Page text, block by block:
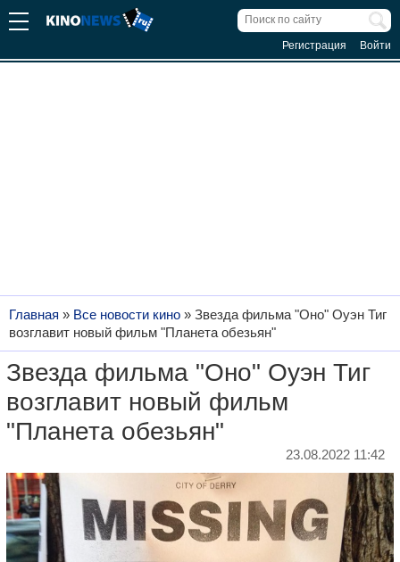
Регистрация Войти
Главная » Все новости кино » Звезда фильма "Оно" Оуэн Тиг
возглавит новый фильм "Планета обезьян"
Звезда фильма "Оно" Оуэн Тиг
возглавит новый фильм
"Планета обезьян"
23.08.2022 11:42